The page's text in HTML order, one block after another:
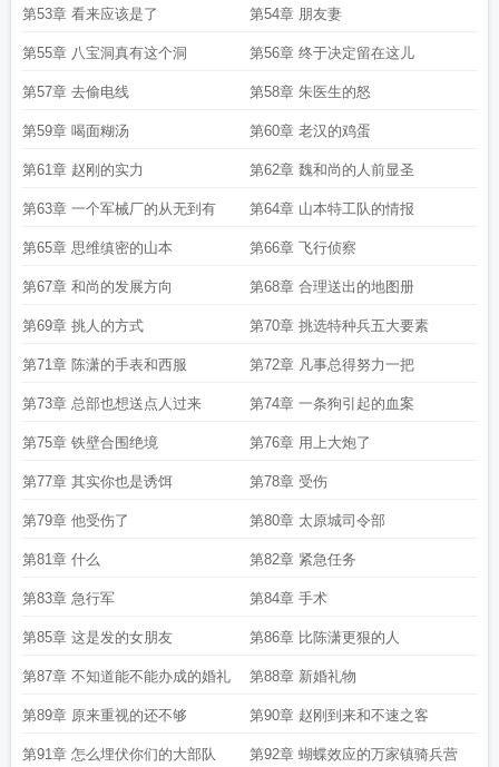
第53章 看来应该是了 第54章 朋友妻
第55章 八宝洞真有这个洞 第56章 终于决定留在这儿
第57章 去偷电线 第58章 朱医生的怒
第59章 喝面糊汤 第60章 老汉的鸡蛋
第61章 赵刚的实力 第62章 魏和尚的人前显圣
第63章 一个军械厂的从无到有 第64章 山本特工队的情报
第65章 思维缜密的山本 第66章 飞行侦察
第67章 和尚的发展方向 第68章 合理送出的地图册
第69章 挑人的方式 第70章 挑选特种兵五大要素
第71章 陈潇的手表和西服 第72章 凡事总得努力一把
第73章 总部也想送点人过来 第74章 一条狗引起的血案
第75章 铁壁合围绝境 第76章 用上大炮了
第77章 其实你也是诱饵 第78章 受伤
第79章 他受伤了 第80章 太原城司令部
第81章 什么 第82章 紧急任务
第83章 急行军 第84章 手术
第85章 这是发的女朋友 第86章 比陈潇更狠的人
第87章 不知道能不能办成的婚礼 第88章 新婚礼物
第89章 原来重视的还不够 第90章 赵刚到来和不速之客
第91章 怎么埋伏你们的大部队 第92章 蝴蝶效应的万家镇骑兵营